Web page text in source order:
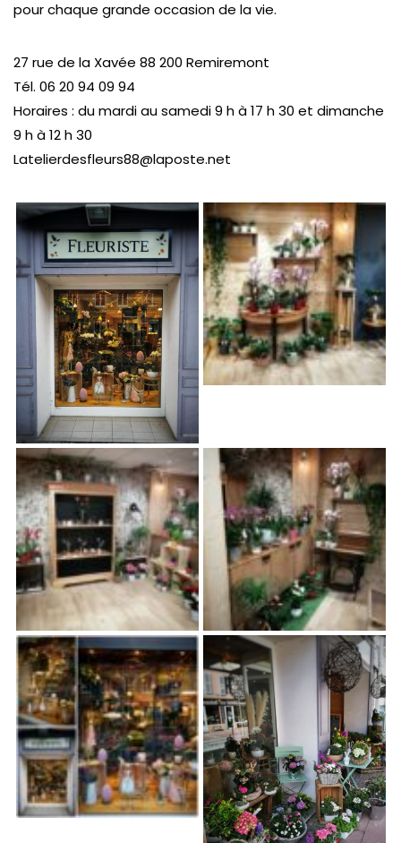
pour chaque grande occasion de la vie.
27 rue de la Xavée 88 200 Remiremont
Tél. 06 20 94 09 94
Horaires : du mardi au samedi 9 h à 17 h 30 et dimanche
9 h à 12 h 30
Latelierdesfleurs88@laposte.net